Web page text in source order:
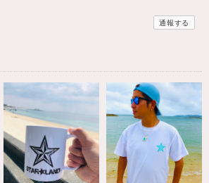
通報する